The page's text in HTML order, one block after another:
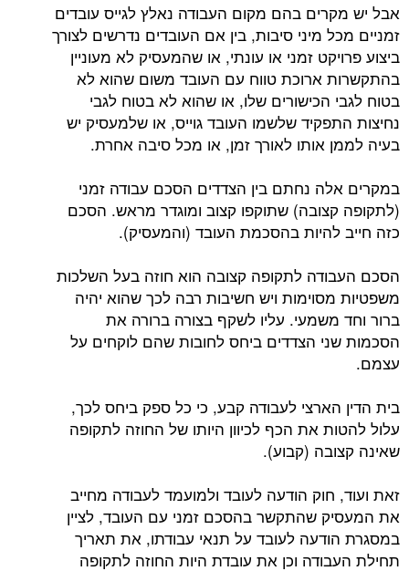
אבל יש מקרים בהם מקום העבודה נאלץ לגייס עובדים
זמניים מכל מיני סיבות, בין אם העובדים נדרשים לצורך
ביצוע פרויקט זמני או עונתי, או שהמעסיק לא מעוניין
בהתקשרות ארוכת טווח עם העובד משום שהוא לא
בטוח לגבי הכישורים שלו, או שהוא לא בטוח לגבי
נחיצות התפקיד שלשמו העובד גוייס, או שלמעסיק יש
בעיה לממן אותו לאורך זמן, או מכל סיבה אחרת.
במקרים אלה נחתם בין הצדדים הסכם עבודה זמני
(לתקופה קצובה) שתוקפו קצוב ומוגדר מראש. הסכם
כזה חייב להיות בהסכמת העובד (והמעסיק).
הסכם העבודה לתקופה קצובה הוא חוזה בעל השלכות
משפטיות מסוימות ויש חשיבות רבה לכך שהוא יהיה
ברור וחד משמעי. עליו לשקף בצורה ברורה את
הסכמות שני הצדדים ביחס לחובות שהם לוקחים על
עצמם.
בית הדין הארצי לעבודה קבע, כי כל ספק ביחס לכך,
עלול להטות את הכף לכיוון היותו של החוזה לתקופה
שאינה קצובה (קבוע).
זאת ועוד, חוק הודעה לעובד ולמועמד לעבודה מחייב
את המעסיק שהתקשר בהסכם זמני עם העובד, לציין
במסגרת הודעה לעובד על תנאי עבודתו, את תאריך
תחילת העבודה וכן את עובדת היות החוזה לתקופה